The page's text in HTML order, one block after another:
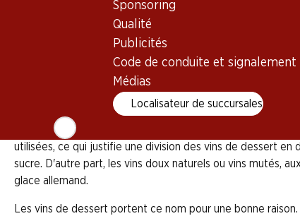
Sponsoring
Qualité
Publicités
Code de conduite et signalement
Médias
Localisateur de succursales
Le vin de dessert est un vin doux avec une forte
les vins de dessert se dégustent le plus souvent
sinon son goût devient aigre. En plus, il faut
Le monde des vins de dessert est étonnamment varié.
utilisées, ce qui justifie une division des vins de dessert
sucre. D'autre part, les vins doux naturels ou vins mutés,
glace allemand.
Les vins de dessert portent ce nom pour une bonne